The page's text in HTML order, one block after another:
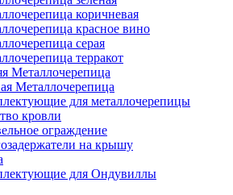
коричневая
красное вино
серая
терракот
Металлочерепица
Металлочерепица
для металлочерепицы
кровли
ограждение
на крышу
для Ондувиллы